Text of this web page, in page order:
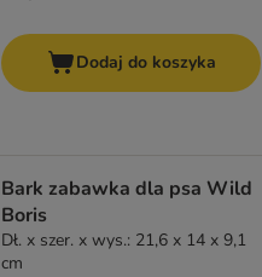
Dodaj do koszyka
Bark zabawka dla psa Wild
Boris
Dł. x szer. x wys.: 21,6 x 14 x 9,1
cm